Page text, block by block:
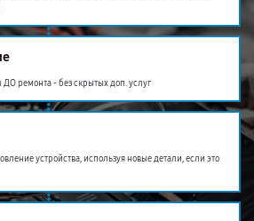
ремонта - без скрытых доп. услуг
устройства, используя новые детали, если это